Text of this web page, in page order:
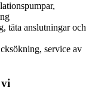
täta anslutningar och
service av